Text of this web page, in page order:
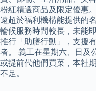
粉紅精選商品及限定優惠
遠超於福利機構能提供的
輪候服務時間較長，未能
推行「助膳行動」，支援
者。 義工在星期六、日及
或提前代他們買菜，本社
不足。